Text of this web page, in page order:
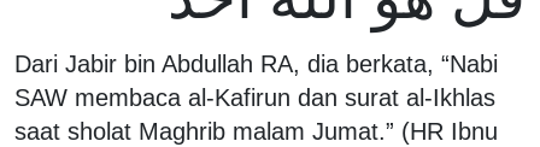
Dari Jabir bin Abdullah RA, dia berkata, “Nabi
SAW membaca al-Kafirun dan surat al-Ikhlas
saat sholat Maghrib malam Jumat.” (HR Ibnu